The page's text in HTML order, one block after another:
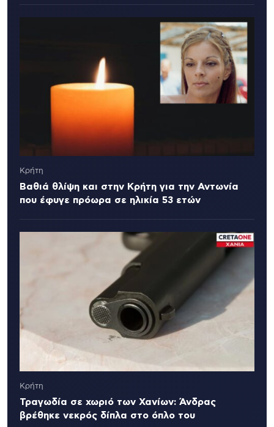
Κρήτη
Βαθιά θλίψη και στην Κρήτη για την Αντωνία
που έφυγε πρόωρα σε ηλικία 53 ετών
Κρήτη
Τραγωδία σε χωριό των Χανίων: Άνδρας
βρέθηκε νεκρός δίπλα στο όπλο του